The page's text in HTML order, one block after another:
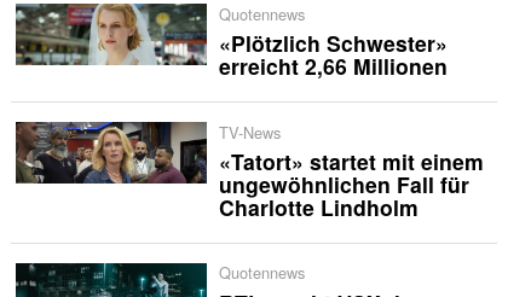
Quotennews
«Plötzlich Schwester»
erreicht 2,66 Millionen
TV-News
«Tatort» startet mit einem
ungewöhnlichen Fall für
Charlotte Lindholm
Quotennews